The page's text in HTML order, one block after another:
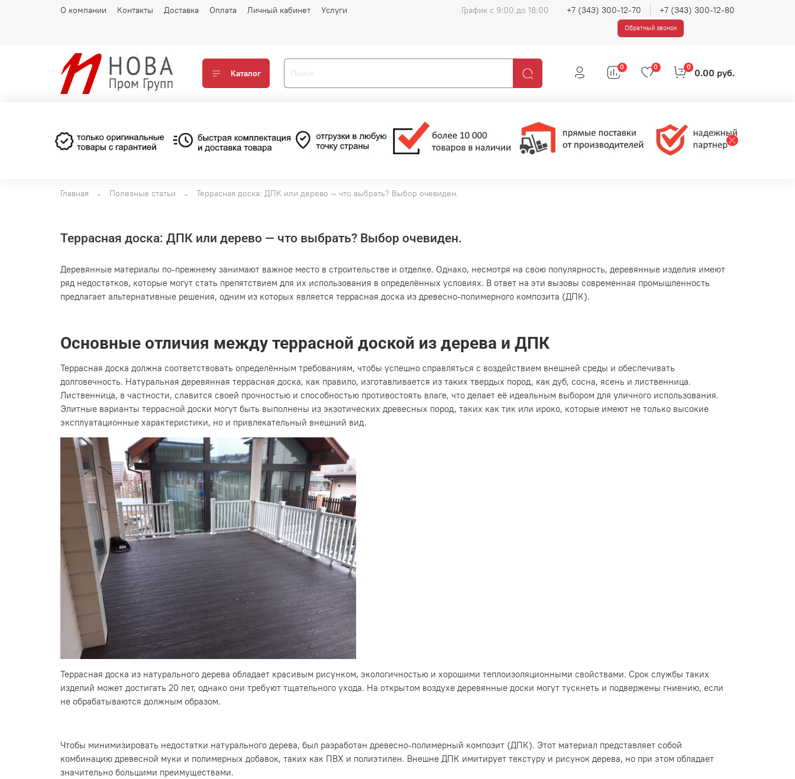
О компании Контакты Доставка Оплата Личный кабинет Услуги График с 9:00 до 18:00 +7 (343) 300-12-70 +7 (343) 300-12-80
Обратный звонок
Каталог
0 0 0 0.00 руб.
Главная Полезные статьи Террасная доска: ДПК или дерево — что выбрать? Выбор очевиден.
Террасная доска: ДПК или дерево — что выбрать? Выбор очевиден.
Деревянные материалы по-прежнему занимают важное место в строительстве и отделке. Однако, несмотря на свою популярность, деревянные изделия имеют
ряд недостатков, которые могут стать препятствием для их использования в определённых условиях. В ответ на эти вызовы современная промышленность
предлагает альтернативные решения, одним из которых является террасная доска из древесно-полимерного композита (ДПК).
Основные отличия между террасной доской из дерева и ДПК
Террасная доска должна соответствовать определённым требованиям, чтобы успешно справляться с воздействием внешней среды и обеспечивать
долговечность. Натуральная деревянная террасная доска, как правило, изготавливается из таких твердых пород, как дуб, сосна, ясень и лиственница.
Лиственница, в частности, славится своей прочностью и способностью противостоять влаге, что делает её идеальным выбором для уличного использования.
Элитные варианты террасной доски могут быть выполнены из экзотических древесных пород, таких как тик или ироко, которые имеют не только высокие
эксплуатационные характеристики, но и привлекательный внешний вид.
Террасная доска из натурального дерева обладает красивым рисунком, экологичностью и хорошими теплоизоляционными свойствами. Срок службы таких
изделий может достигать 20 лет, однако они требуют тщательного ухода. На открытом воздухе деревянные доски могут тускнеть и подвержены гниению, если
не обрабатываются должным образом.
Чтобы минимизировать недостатки натурального дерева, был разработан древесно-полимерный композит (ДПК). Этот материал представляет собой
комбинацию древесной муки и полимерных добавок, таких как ПВХ и полиэтилен. Внешне ДПК имитирует текстуру и рисунок дерева, но при этом обладает
значительно большими преимуществами.